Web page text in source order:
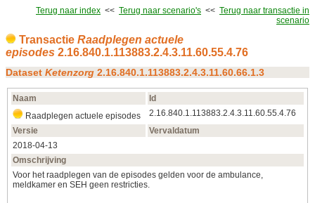
Terug naar index << Terug naar scenario's << Terug naar transactie in
scenario
Transactie Raadplegen actuele
episodes 2.16.840.1.113883.2.4.3.11.60.55.4.76
Dataset Ketenzorg 2.16.840.1.113883.2.4.3.11.60.66.1.3
Naam
Id
Raadplegen actuele episodes
2.16.840.1.113883.2.4.3.11.60.55.4.76
Versie
Vervaldatum
2018‑04‑13
Omschrijving
Voor het raadplegen van de episodes gelden voor de ambulance,
meldkamer en SEH geen restricties.